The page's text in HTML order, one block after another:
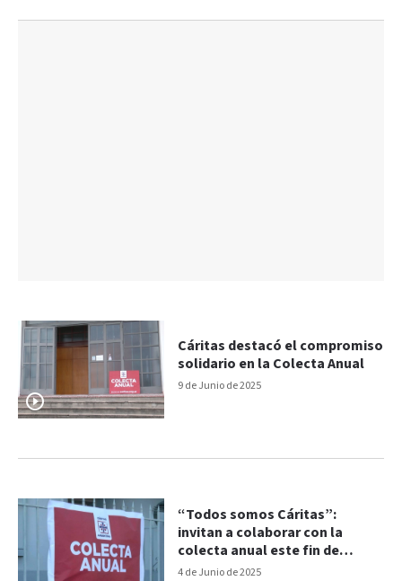
9 de Junio de 2025
Cáritas destacó el compromiso
solidario en la Colecta Anual
4 de Junio de 2025
“Todos somos Cáritas”:
invitan a colaborar con la
colecta anual este fin de
semana